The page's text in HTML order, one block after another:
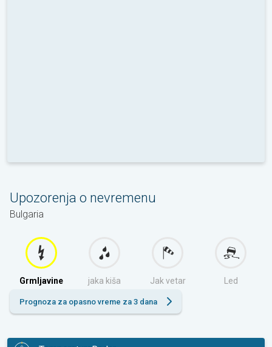
Upozorenja o nevremenu
Bulgaria
Grmljavine jaka kiša Jak vetar Led
Prognoza za opasno vreme za 3 dana